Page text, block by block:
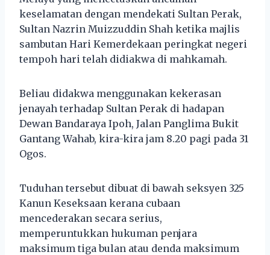
keselamatan dengan mendekati Sultan Perak,
Sultan Nazrin Muizzuddin Shah ketika majlis
sambutan Hari Kemerdekaan peringkat negeri
tempoh hari telah didiakwa di mahkamah.
Beliau didakwa menggunakan kekerasan
jenayah terhadap Sultan Perak di hadapan
Dewan Bandaraya Ipoh, Jalan Panglima Bukit
Gantang Wahab, kira-kira jam 8.20 pagi pada 31
Ogos.
Tuduhan tersebut dibuat di bawah seksyen 325
Kanun Keseksaan kerana cubaan
mencederakan secara serius,
memperuntukkan hukuman penjara
maksimum tiga bulan atau denda maksimum